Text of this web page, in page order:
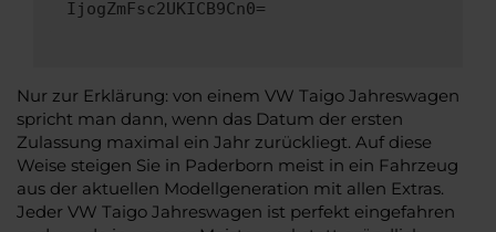
IjogZmFsc2UKICB9Cn0=
Nur zur Erklärung: von einem VW Taigo Jahreswagen
spricht man dann, wenn das Datum der ersten
Zulassung maximal ein Jahr zurückliegt. Auf diese
Weise steigen Sie in Paderborn meist in ein Fahrzeug
aus der aktuellen Modellgeneration mit allen Extras.
Jeder VW Taigo Jahreswagen ist perfekt eingefahren